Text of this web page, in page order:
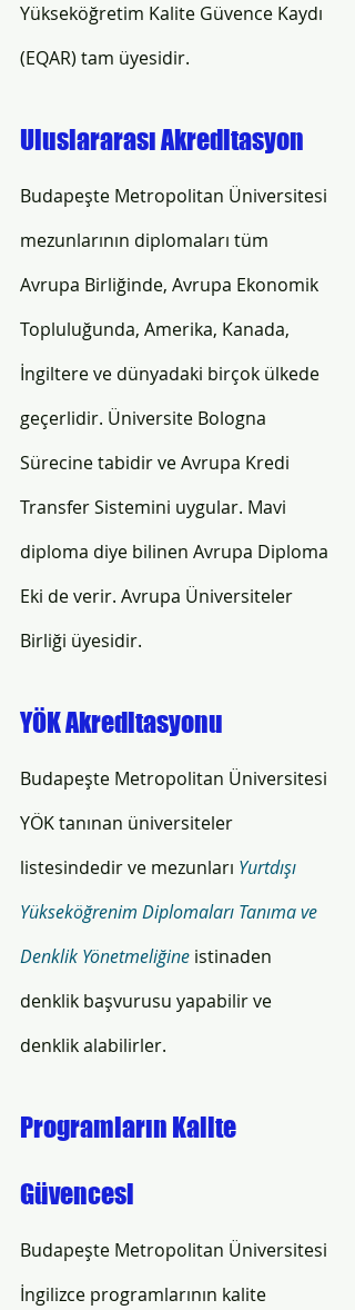
Yükseköğretim Kalite Güvence Kaydı
(EQAR) tam üyesidir.
Uluslararası Akreditasyon
Budapeşte Metropolitan Üniversitesi
mezunlarının diplomaları tüm
Avrupa Birliğinde, Avrupa Ekonomik
Topluluğunda, Amerika, Kanada,
İngiltere ve dünyadaki birçok ülkede
geçerlidir. Üniversite Bologna
Sürecine tabidir ve Avrupa Kredi
Transfer Sistemini uygular. Mavi
diploma diye bilinen Avrupa Diploma
Eki de verir. Avrupa Üniversiteler
Birliği üyesidir.
YÖK Akreditasyonu
Budapeşte Metropolitan Üniversitesi
YÖK tanınan üniversiteler
listesindedir ve mezunları Yurtdışı
Yükseköğrenim Diplomaları Tanıma ve
Denklik Yönetmeliğine istinaden
denklik başvurusu yapabilir ve
denklik alabilirler.
Programların Kalite
Güvencesi
Budapeşte Metropolitan Üniversitesi
İngilizce programlarının kalite